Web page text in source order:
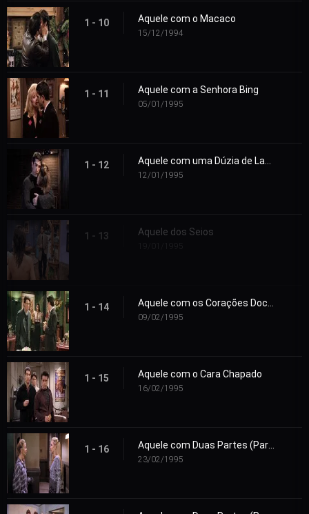
1 - 10 Aquele com o Macaco
15/12/1994
1 - 11 Aquele com a Senhora Bing
05/01/1995
1 - 12
12/01/1995
1 - 13 Aquele dos Seios
1 - 14
09/02/1995
1 - 15 Aquele com o Cara Chapado
16/02/1995
1 - 16
23/02/1995